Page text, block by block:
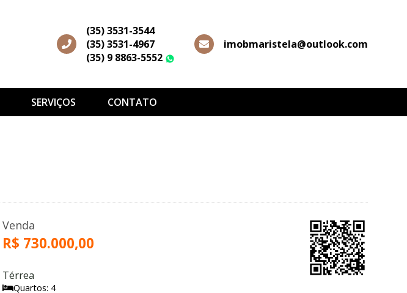
(35) 3531-3544
(35) 3531-4967
(35) 9 8863-5552
imobmaristela@outlook.com
SERVIÇOS CONTATO
Venda
R$ 730.000,00
Térrea
Quartos: 4